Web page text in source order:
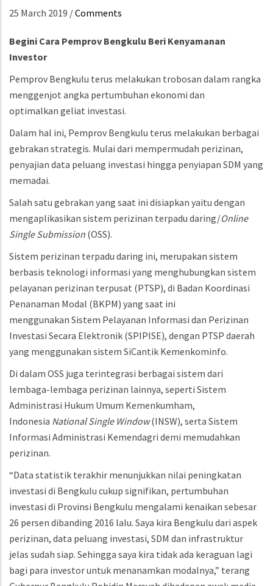
25 March 2019 /Comments
Begini Cara Pemprov Bengkulu Beri Kenyamanan
Investor
Pemprov Bengkulu terus melakukan trobosan dalam rangka
menggenjot angka pertumbuhan ekonomi dan
optimalkan geliat investasi.
Dalam hal ini, Pemprov Bengkulu terus melakukan berbagai
gebrakan strategis. Mulai dari mempermudah perizinan,
penyajian data peluang investasi hingga penyiapan SDM yang
memadai.
Salah satu gebrakan yang saat ini disiapkan yaitu dengan
mengaplikasikan sistem perizinan terpadu daring/Online
Single Submission (OSS).
Sistem perizinan terpadu daring ini, merupakan sistem
berbasis teknologi informasi yang menghubungkan sistem
pelayanan perizinan terpusat (PTSP), di Badan Koordinasi
Penanaman Modal (BKPM) yang saat ini
menggunakan Sistem Pelayanan Informasi dan Perizinan
Investasi Secara Elektronik (SPIPISE), dengan PTSP daerah
yang menggunakan sistem SiCantik Kemenkominfo.
Di dalam OSS juga terintegrasi berbagai sistem dari
lembaga-lembaga perizinan lainnya, seperti Sistem
Administrasi Hukum Umum Kemenkumham,
Indonesia National Single Window(INSW), serta Sistem
Informasi Administrasi Kemendagri demi memudahkan
perizinan.
“Data statistik terakhir menunjukkan nilai peningkatan
investasi di Bengkulu cukup signifikan, pertumbuhan
investasi di Provinsi Bengkulu mengalami kenaikan sebesar
26 persen dibanding 2016 lalu. Saya kira Bengkulu dari aspek
perizinan, data peluang investasi, SDM dan infrastruktur
jelas sudah siap. Sehingga saya kira tidak ada keraguan lagi
bagi para investor untuk menanamkan modalnya,” terang